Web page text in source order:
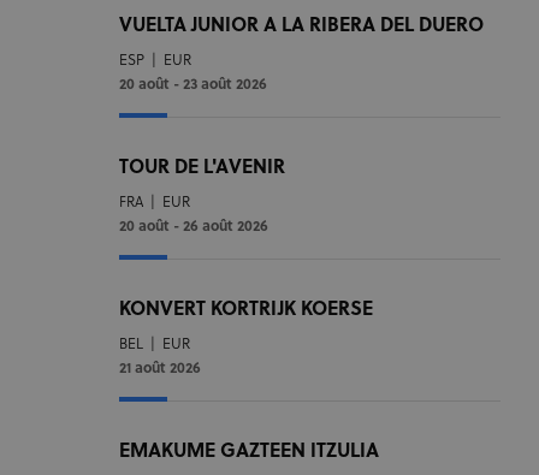
VUELTA JUNIOR A LA RIBERA DEL DUERO
ESP
EUR
20 août - 23 août 2026
TOUR DE L'AVENIR
FRA
EUR
20 août - 26 août 2026
KONVERT KORTRIJK KOERSE
BEL
EUR
21 août 2026
EMAKUME GAZTEEN ITZULIA